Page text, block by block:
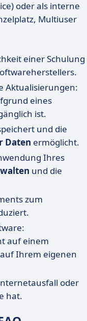
oder als interne
Multiuser
einer Schulung
Aktualisierungen:
eines
ist.
und die
Daten ermöglicht.
Ihres
und die
zum
auf einem
Ihrem eigenen
oder
hat.